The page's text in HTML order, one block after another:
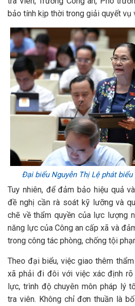
bảo tính kịp thời trong giải quyết vụ
Đại biểu Nguyễn Thị Lệ phát
Tuy nhiên, để đảm bảo hiệu quả
đề nghị cần rà soát kỹ lưỡng và
chẽ về thẩm quyền của lực lượng
năng lực của Công an cấp xã và
trong công tác phòng, chống tội
Theo đại biểu, việc giao thêm
xã phải đi đôi với việc xác định rõ
lực, trình độ chuyên môn pháp lý
tra viên. Không chỉ đơn thuần là